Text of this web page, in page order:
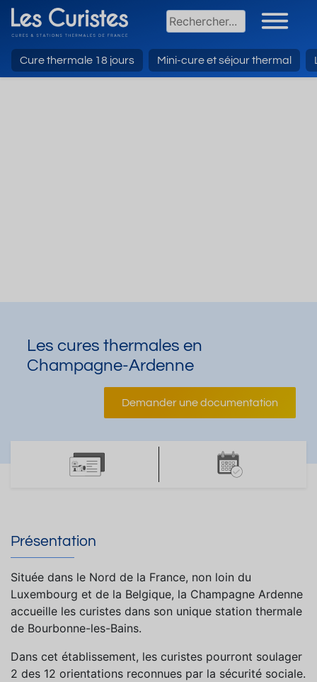
Cure thermale 18 jours Mini-cure et séjour thermal
Les cures thermales en
Champagne-Ardenne
Demander une documentation
Présentation
Située dans le Nord de la France, non loin du
Luxembourg et de la Belgique, la Champagne Ardenne
accueille les curistes dans son unique station thermale
de Bourbonne-les-Bains.
Dans cet établissement, les curistes pourront soulager
2 des 12 orientations reconnues par la sécurité sociale.